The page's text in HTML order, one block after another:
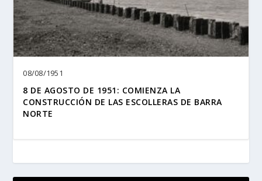
08/08/1951
8 DE AGOSTO DE 1951: COMIENZA LA
CONSTRUCCIÓN DE LAS ESCOLLERAS DE BARRA
NORTE